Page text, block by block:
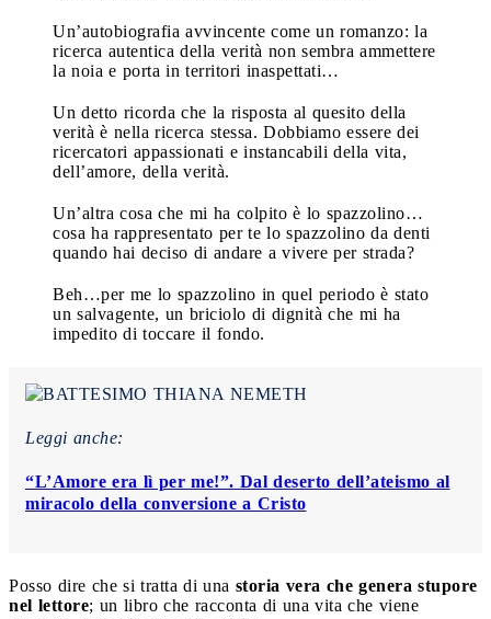
Un’autobiografia avvincente come un romanzo: la
ricerca autentica della verità non sembra ammettere
la noia e porta in territori inaspettati…
Un detto ricorda che la risposta al quesito della
verità è nella ricerca stessa. Dobbiamo essere dei
ricercatori appassionati e instancabili della vita,
dell’amore, della verità.
Un’altra cosa che mi ha colpito è lo spazzolino…
cosa ha rappresentato per te lo spazzolino da denti
quando hai deciso di andare a vivere per strada?
Beh…per me lo spazzolino in quel periodo è stato
un salvagente, un briciolo di dignità che mi ha
impedito di toccare il fondo.
Leggi anche:
“L’Amore era lì per me!”. Dal deserto dell’ateismo al
miracolo della conversione a Cristo
Posso dire che si tratta di una storia vera che genera stupore
nel lettore; un libro che racconta di una vita che viene